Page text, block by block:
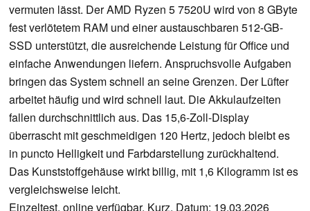
vermuten lässt. Der AMD Ryzen 5 7520U wird von 8 GByte
fest verlötetem RAM und einer austauschbaren 512-GB-
SSD unterstützt, die ausreichende Leistung für Office und
einfache Anwendungen liefern. Anspruchsvolle Aufgaben
bringen das System schnell an seine Grenzen. Der Lüfter
arbeitet häufig und wird schnell laut. Die Akkulaufzeiten
fallen durchschnittlich aus. Das 15,6-Zoll-Display
überrascht mit geschmeidigen 120 Hertz, jedoch bleibt es
in puncto Helligkeit und Farbdarstellung zurückhaltend.
Das Kunststoffgehäuse wirkt billig, mit 1,6 Kilogramm ist es
vergleichsweise leicht.
Einzeltest, online verfügbar, Kurz, Datum: 19.03.2026